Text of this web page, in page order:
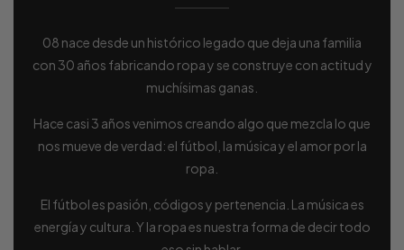
08 nace desde un histórico legado que deja una familia
con 30 años fabricando ropa y se construye con actitud y
muchísimas ganas.
Hace casi 3 años venimos creando algo que mezcla lo que
nos mueve de verdad: el fútbol, la música y el amor por la
ropa.
El fútbol es pasión, códigos y pertenencia. La música es
energía y cultura. Y la ropa es nuestra forma de decir todo